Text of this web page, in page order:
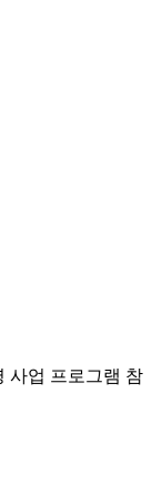
사업 프로그램 참